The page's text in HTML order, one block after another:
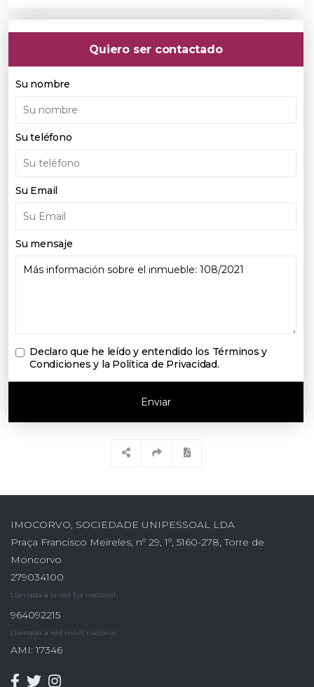
Quiero ser contactado
Su nombre
Su teléfono
Su Email
Su mensaje
Declaro que he leído y entendido los Términos y
Condiciones y la Política de Privacidad.
Enviar
IMOCORVO, SOCIEDADE UNIPESSOAL LDA
Praça Francisco Meireles, nº 29, 1º, 5160-278, Torre de
Moncorvo
279034100
Llamada a la red fija nacional
964092215
Llamada a red móvil nacional
AMI: 17346